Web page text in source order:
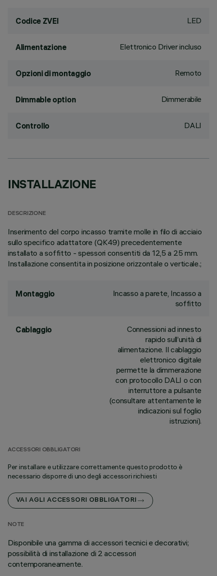
Codice ZVEI LED
Alimentazione Elettronico Driver incluso
Opzioni di montaggio Remoto
Dimmable option Dimmerabile
Controllo DALI
INSTALLAZIONE
DESCRIZIONE
Inserimento del corpo incasso tramite molle in filo di acciaio
sullo specifico adattatore (QK49) precedentemente
installato a soffitto - spessori consentiti da 12,5 a 25 mm.
Installazione consentita in posizione orizzontale o verticale.;
Montaggio
Incasso a parete, Incasso a
soffitto
Cablaggio
Connessioni ad innesto
rapido sull’unità di
alimentazione. Il cablaggio
elettronico digitale
permette la dimmerazione
con protocollo DALI o con
interruttore a pulsante
(consultare attentamente le
indicazioni sul foglio
istruzioni).
ACCESSORI OBBLIGATORI
Per installare e utilizzare correttamente questo prodotto è
necessario disporre di uno degli accessori richiesti
VAI AGLI ACCESSORI OBBLIGATORI
NOTE
Disponibile una gamma di accessori tecnici e decorativi;
possibilità di installazione di 2 accessori
contemporaneamente.